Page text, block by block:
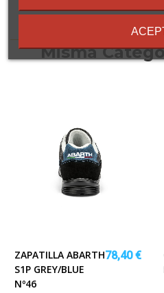
16 Otros
Misma
ZAPATILLA ABARTH
S1P GREY/BLUE
Nº46
78,40 €
condiciones